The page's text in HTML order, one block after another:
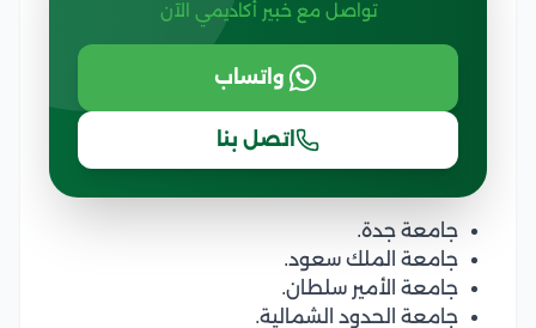
تواصل مع خبير أكاديمي الآن
واتساب
اتصل بنا
جامعة جدة.
جامعة الملك سعود.
جامعة الأمير سلطان.
جامعة الحدود الشمالية.